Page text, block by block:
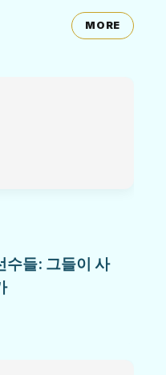
MORE
수들: 그들이 사